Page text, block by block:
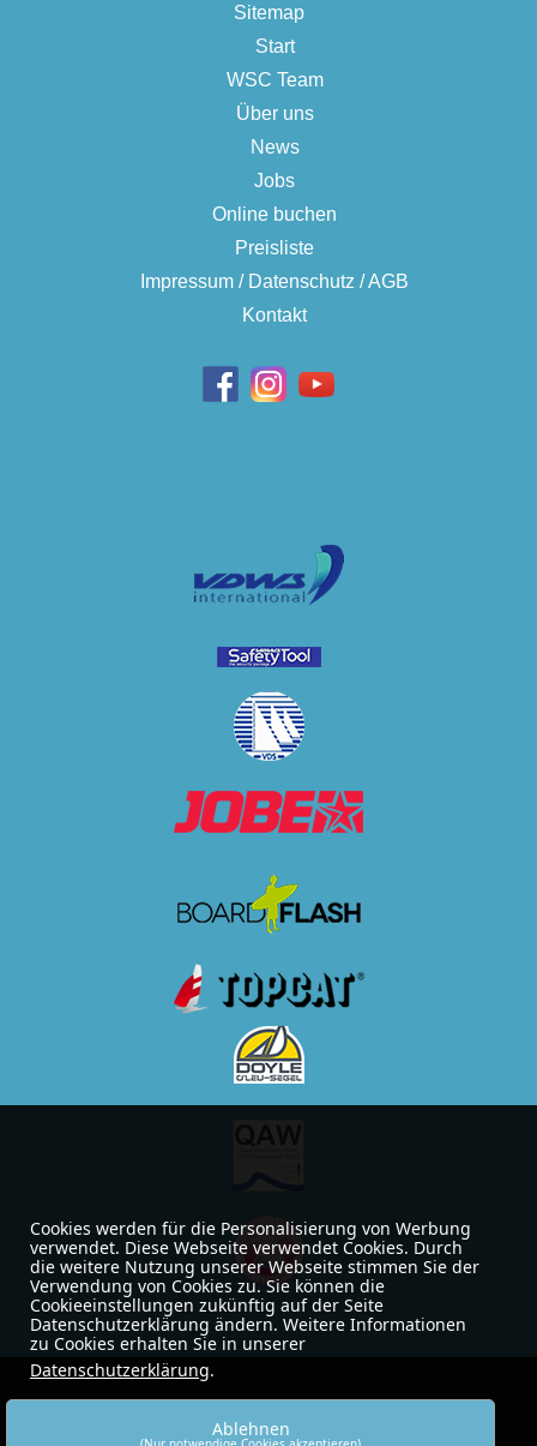
Sitemap
Start
WSC Team
Über uns
News
Jobs
Online buchen
Preisliste
Impressum / Datenschutz / AGB
Kontakt
Cookies werden für die Personalisierung von Werbung
verwendet. Diese Webseite verwendet Cookies. Durch
die weitere Nutzung unserer Webseite stimmen Sie der
Verwendung von Cookies zu. Sie können die
Cookieeinstellungen zukünftig auf der Seite
Datenschutzerklärung ändern. Weitere Informationen
zu Cookies erhalten Sie in unserer
Datenschutzerklärung.
Ablehnen